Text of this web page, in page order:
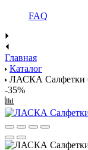
FAQ
Главная
Каталог
ЛАСКА Салфетки
-35%